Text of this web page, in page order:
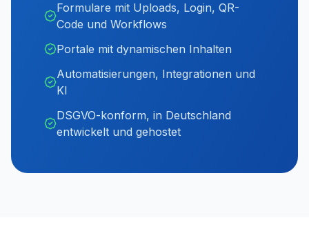
Formulare mit Uploads, Login, QR-
Code und Workflows
Portale mit dynamischen Inhalten
Automatisierungen, Integrationen und
KI
DSGVO-konform, in Deutschland
entwickelt und gehostet